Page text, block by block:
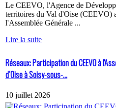
Le CEEVO, l'Agence de
territoires du Val d'Oise (CEEVO)
l'Assemblée Générale ...
Lire la suite
Réseaux: Participation du CEEVO à
d’Oise à Soisy-sous-...
10 juillet 2026